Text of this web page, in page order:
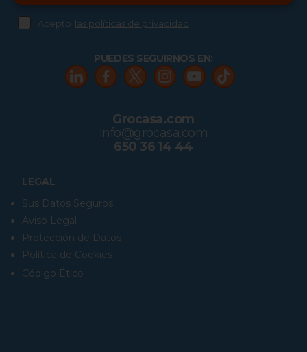
Acepto las políticas de privacidad
LEGAL
Sus Datos Seguros
Aviso Legal
Protección de Datos
Política de Cookies
Código Ético
PUEDES SEGUIRNOS EN:
Grocasa.com
info@grocasa.com
650 36 14 44